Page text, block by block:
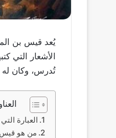
يُعد قيس بن
الأشعار التي
تُدرس، وكان له
العبارة
من هو قيس